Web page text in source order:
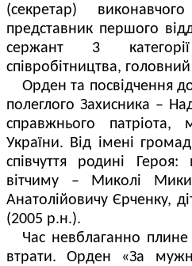
(секретар)
представник першого
сержант 3 категорії
співробітництва,
Орден та посвідчення
полеглого Захисника –
справжнього
України. Від імені
співчуття родині
вітчиму – Миколі
Анатолійовичу Єрченку,
(2005 р.н.).
Час невблаганно
втрати. Орден «За